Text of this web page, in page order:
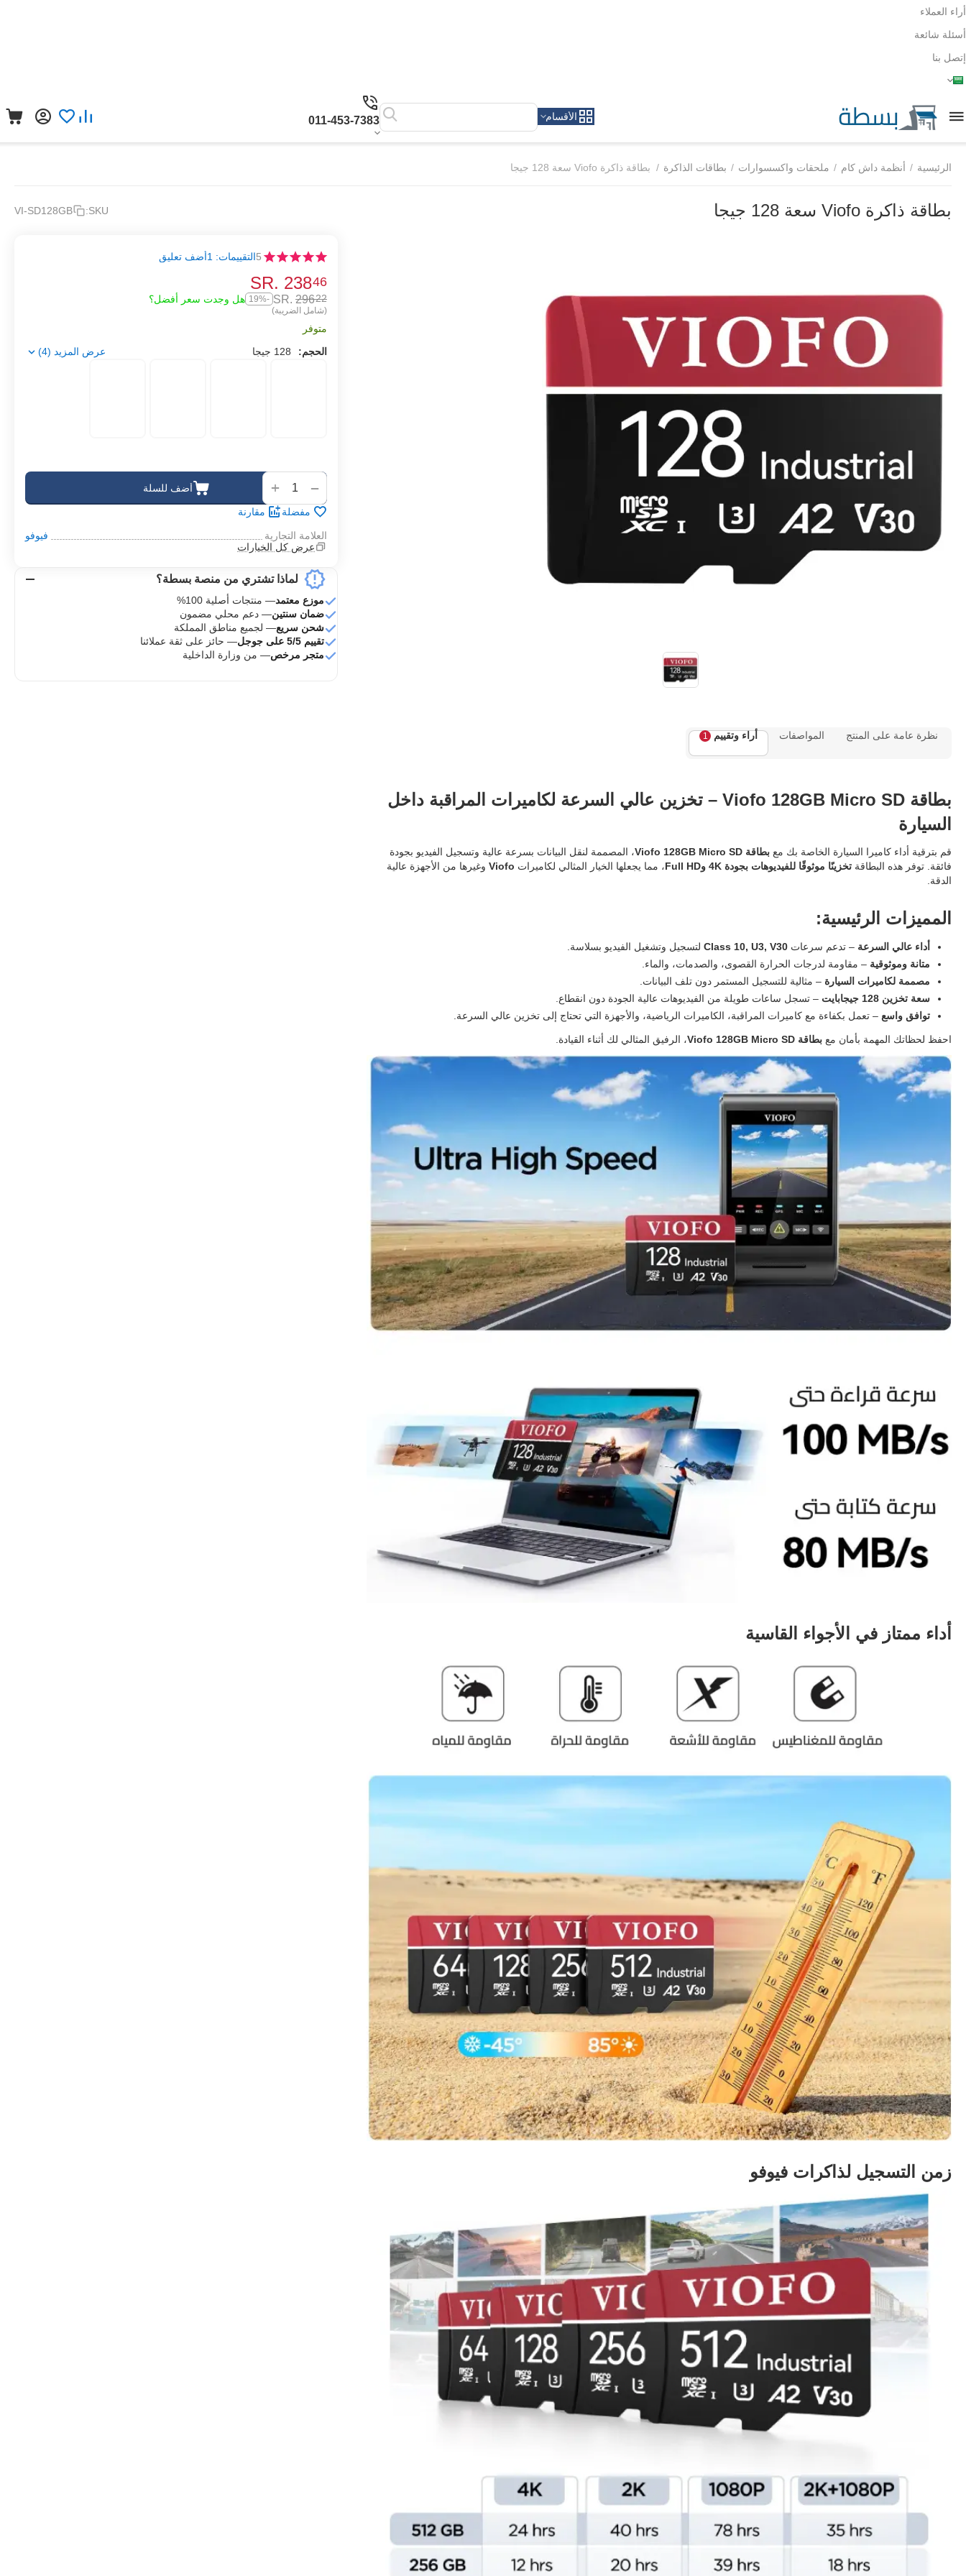
أراء العملاء
أسئلة شائعة
إتصل بنا
الأقسام 011-453-7383
الرئيسية / أنظمة داش كام / ملحقات واكسسوارات / بطاقات الذاكرة / بطاقة ذاكرة Viofo سعة 128 جيجا
بطاقة ذاكرة Viofo سعة 128 جيجا SKU:
VI-SD128GB
5التقييمات: 1 أضف تعليق
SR. 23846
SR. 29622
-19% هل وجدت سعر أفضل؟
(شامل الضريبة)
متوفر
الحجم:
128 جيجا عرض المزيد (4)
+ − أضف للسلة
مفضلة مقارنة
العلامة التجارية
فيوفو
عرض كل الخيارات
لماذا تشتري من منصة بسطة؟
موزع معتمد— منتجات أصلية 100%
ضمان سنتين— دعم محلي مضمون
شحن سريع— لجميع مناطق المملكة
تقييم 5/5 على جوجل
— حائز على ثقة عملائنا
متجر مرخص— من وزارة الداخلية
نظرة عامة على المنتج المواصفات أراء وتقييم 1
بطاقة Viofo 128GB Micro SD – تخزين عالي السرعة لكاميرات المراقبة داخل
السيارة
قم بترقية أداء كاميرا السيارة الخاصة بك مع بطاقة Viofo 128GB Micro SD
، المصممة لنقل البيانات بسرعة عالية وتسجيل الفيديو بجودة
فائقة. توفر هذه البطاقة تخزينًا موثوقًا للفيديوهات بجودة 4K وFull HD ، مما يجعلها الخيار المثالي لكاميرات Viofo وغيرها من الأجهزة عالية
الدقة.
المميزات الرئيسية:
أداء عالي السرعة – تدعم سرعات Class 10, U3, V30 لتسجيل وتشغيل الفيديو بسلاسة.
متانة وموثوقية – مقاومة لدرجات الحرارة القصوى، والصدمات، والماء.
مصممة لكاميرات السيارة – مثالية للتسجيل المستمر دون تلف البيانات.
سعة تخزين 128 جيجابايت
– تسجل ساعات طويلة من الفيديوهات عالية الجودة دون انقطاع.
توافق واسع – تعمل بكفاءة مع كاميرات المراقبة، الكاميرات الرياضية، والأجهزة التي تحتاج إلى تخزين عالي السرعة.
احفظ لحظاتك المهمة بأمان مع بطاقة Viofo 128GB Micro SD ، الرفيق المثالي لك أثناء القيادة.
أداء ممتاز في الأجواء القاسية
زمن التسجيل لذاكرات فيوفو